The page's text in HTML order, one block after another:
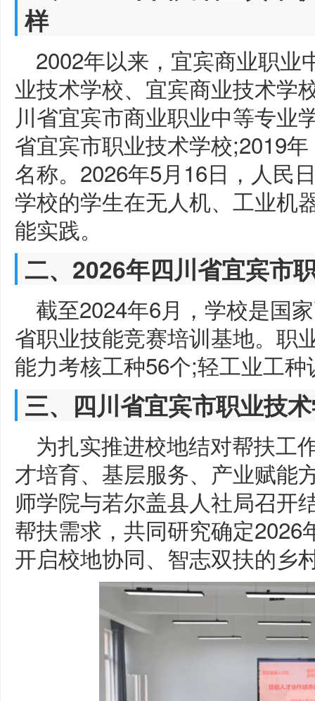
样
2002年以来，宜宾商业职业
业技术学校、宜宾商业技术学
川省宜宾市商业职业中等专业
省宜宾市职业技术学校;2019
名称。2026年5月16日，人民
学校的学生在无人机、工业机
能实践。
二、2026年四川省宜宾市
截至2024年6月，学校是国
省职业技能竞赛培训基地。职
能力考核工种56个;轻工业工
三、四川省宜宾市职业技
为扎实推进校地结对帮扶工
才培育、基层服务、产业赋能
师学院与若尔盖县人社局召开
帮扶需求，共同研究确定
开启校地协同、智志双扶的乡